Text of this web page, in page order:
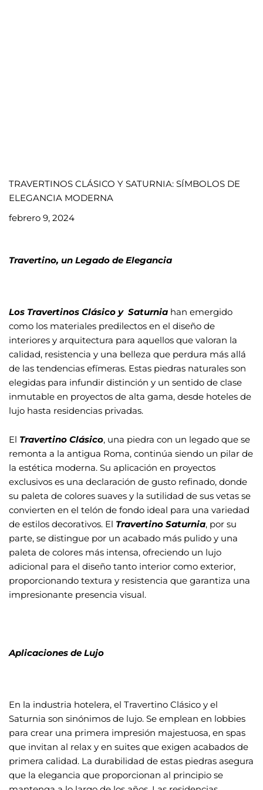
TRAVERTINOS CLÁSICO Y SATURNIA: SÍMBOLOS DE
ELEGANCIA MODERNA
febrero 9, 2024
Travertino, un Legado de Elegancia
Los Travertinos Clásico y Saturnia han emergido
como los materiales predilectos en el diseño de
interiores y arquitectura para aquellos que valoran la
calidad, resistencia y una belleza que perdura más allá
de las tendencias efímeras. Estas piedras naturales son
elegidas para infundir distinción y un sentido de clase
inmutable en proyectos de alta gama, desde hoteles de
lujo hasta residencias privadas.
El Travertino Clásico, una piedra con un legado que se
remonta a la antigua Roma, continúa siendo un pilar de
la estética moderna. Su aplicación en proyectos
exclusivos es una declaración de gusto refinado, donde
su paleta de colores suaves y la sutilidad de sus vetas se
convierten en el telón de fondo ideal para una variedad
de estilos decorativos. El Travertino Saturnia, por su
parte, se distingue por un acabado más pulido y una
paleta de colores más intensa, ofreciendo un lujo
adicional para el diseño tanto interior como exterior,
proporcionando textura y resistencia que garantiza una
impresionante presencia visual.
Aplicaciones de Lujo
En la industria hotelera, el Travertino Clásico y el
Saturnia son sinónimos de lujo. Se emplean en lobbies
para crear una primera impresión majestuosa, en spas
que invitan al relax y en suites que exigen acabados de
primera calidad. La durabilidad de estas piedras asegura
que la elegancia que proporcionan al principio se